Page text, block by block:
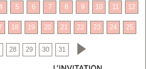
5 6 7 8 9 10 11 12
18 19 20 21 22 23 24 25
28 29 30 31